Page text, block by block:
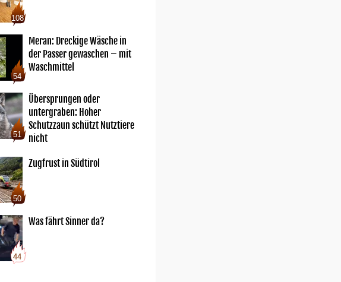
108
54
Meran: Dreckige Wäsche in
der Passer gewaschen – mit
Waschmittel
51
Übersprungen oder
untergraben: Hoher
Schutzzaun schützt Nutztiere
nicht
50
Zugfrust in Südtirol
44
Was fährt Sinner da?